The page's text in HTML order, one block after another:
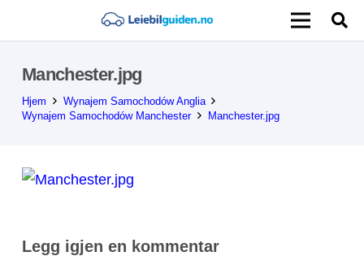
Manchester.jpg
Hjem
Wynajem Samochodów Anglia
Wynajem Samochodów Manchester
Manchester.jpg
Legg igjen en kommentar